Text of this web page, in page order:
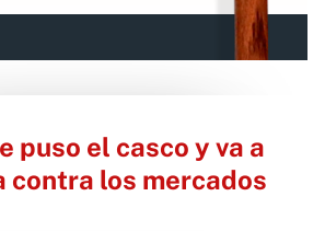
puso el casco y va a
contra los mercados